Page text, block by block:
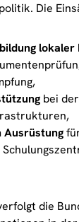
Die
bei
Ausrüstung
die